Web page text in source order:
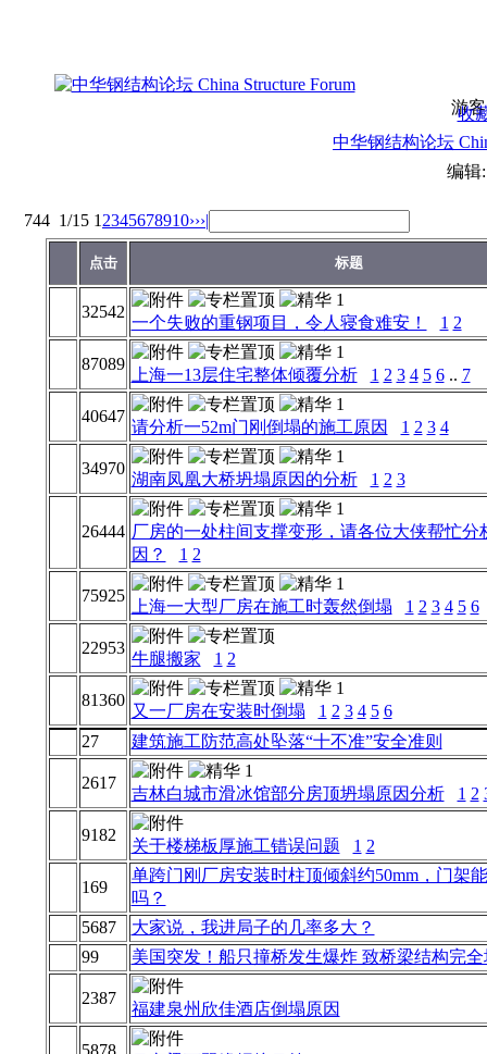
游
收
中华钢结构论坛
编
744 1/15 1 2345678910›››|
点击 标题
32542
一个失败的重钢项目，令人寝食难安！ 1 2
87089
上海一13层住宅整体倾覆分析 1 2 3 4 5 6.. 7
40647
请分析一52m门刚倒塌的施工原因 1 2 3 4
34970
湖南凤凰大桥坍塌原因的分析 1 2 3
26444 厂房的一处柱间支撑变形，请各位大侠帮忙分
因？
1 2
75925
上海一大型厂房在施工时轰然倒塌 1 2 3 4 5 6
22953
牛腿搬家 1 2
81360
又一厂房在安装时倒塌 1 2 3 4 5 6
27
建筑施工防范高处坠落“十不准”安全准则
2617
吉林白城市滑冰馆部分房顶坍塌原因分析 1 2
9182
关于楼梯板厚施工错误问题 1 2
169
单跨门刚厂房安装时柱顶倾斜约50mm，门架
吗？
5687
大家说，我进局子的几率多大？
99
美国突发！船只撞桥发生爆炸 致桥梁结构完全
2387
福建泉州欣佳酒店倒塌原因
5878